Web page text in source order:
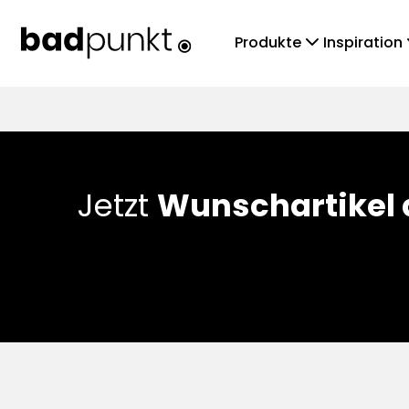
Produkte chevronDown Inspiration
Jetzt Wunschartikel